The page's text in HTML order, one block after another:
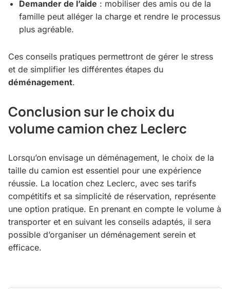
Demander de l’aide : mobiliser des amis ou de la
famille peut alléger la charge et rendre le processus
plus agréable.
Ces conseils pratiques permettront de gérer le stress
et de simplifier les différentes étapes du
déménagement.
Conclusion sur le choix du
volume camion chez Leclerc
Lorsqu’on envisage un déménagement, le choix de la
taille du camion est essentiel pour une expérience
réussie. La location chez Leclerc, avec ses tarifs
compétitifs et sa simplicité de réservation, représente
une option pratique. En prenant en compte le volume à
transporter et en suivant les conseils adaptés, il sera
possible d’organiser un déménagement serein et
efficace.